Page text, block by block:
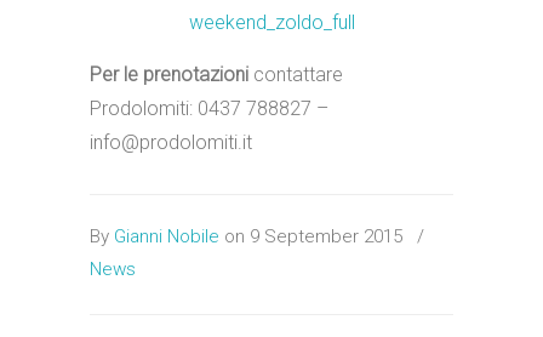
weekend_zoldo_full
Per le prenotazioni contattare
Prodolomiti: 0437 788827 –
info@prodolomiti.it
By Gianni Nobile on 9 September 2015
/
News